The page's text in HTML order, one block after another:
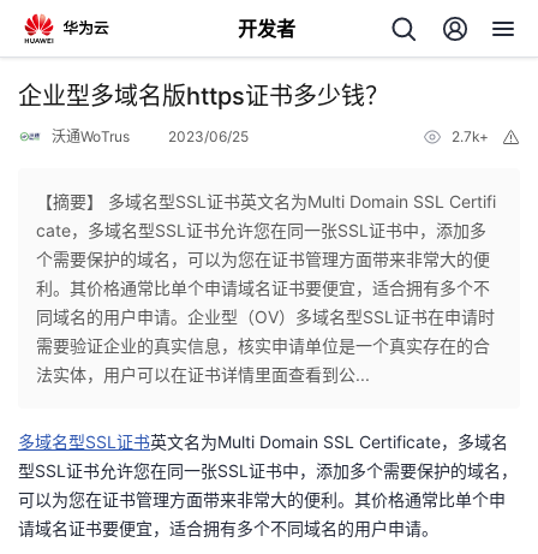
开发者
返
个
人
页
我
开
发
企业型多域名版https证书多少钱？
沃通WoTrus 2023/06/25 2.7k+
【摘要】 多域名型SSL证书英文名为Multi Domain SSL Certifi
cate，多域名型SSL证书允许您在同一张SSL证书中，添加多
个需要保护的域名，可以为您在证书管理方面带来非常大的便
利。其价格通常比单个申请域名证书要便宜，适合拥有多个不
同域名的用户申请。企业型（OV）多域名型SSL证书在申请时
需要验证企业的真实信息，核实申请单位是一个真实存在的合
法实体，用户可以在证书详情里面查看到公...
多域名型SSL证书英文名为Multi Domain SSL Certificate，多域名
型SSL证书允许您在同一张SSL证书中，添加多个需要保护的域名，
可以为您在证书管理方面带来非常大的便利。其价格通常比单个申
请域名证书要便宜，适合拥有多个不同域名的用户申请。